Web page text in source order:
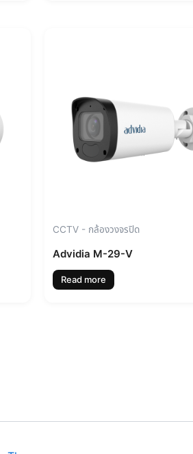
CCTV - กล้องวงจรปิด
Advidia M-29-V
Read more